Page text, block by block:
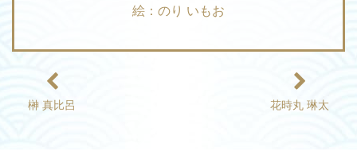
絵：のり いもお
榊 真比呂 花時丸 琳太